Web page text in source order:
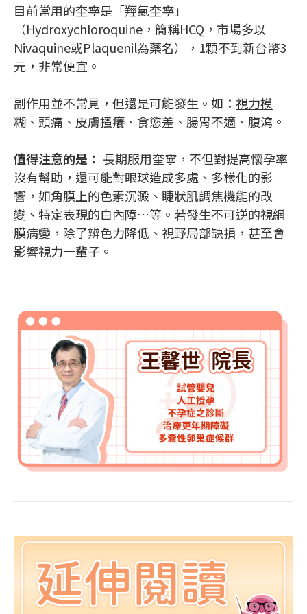
目前常用的奎寧是「羥氯奎寧」
（Hydroxychloroquine，簡稱HCQ，市場多以
Nivaquine或Plaquenil為藥名），1顆不到新台幣3
元，非常便宜。
副作用並不常見，但還是可能發生。如： 視力模
糊、頭痛、皮膚搔癢、食慾差、腸胃不適、腹瀉。
值得注意的是： 長期服用奎寧，不但對提高懷孕率
沒有幫助，還可能對眼球造成多處、多樣化的影
響，如角膜上的色素沉澱、睫狀肌調焦機能的改
變、特定表現的白內障…等。若發生不可逆的視網
膜病變，除了辨色力降低、視野局部缺損，甚至會
影響視力一輩子。